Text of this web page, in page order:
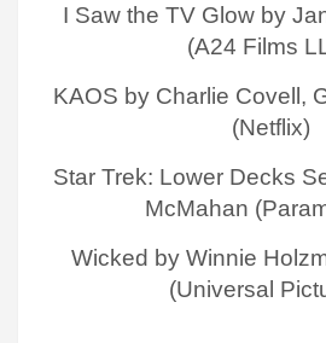
I Saw the TV Glow by
(A24 Films
KAOS by Charlie Covell,
(Netflix)
Star Trek: Lower Decks
McMahan
Wicked by Winnie
(Universal